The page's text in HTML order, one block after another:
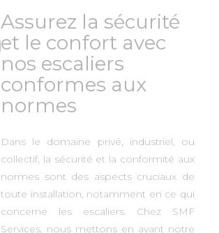
Assurez la sécurité
et le confort avec
nos escaliers
conformes aux
normes
Dans le domaine privé, industriel, ou
collectif, la sécurité et la conformité aux
normes sont des aspects cruciaux de
toute installation, notamment en ce qui
concerne les escaliers. Chez SMF
Services, nous mettons en avant notre